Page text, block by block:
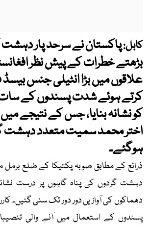
کابل:پاکستان نے سرحد پار
بڑھتے خطرات کے پیش نظر
علاقوں میں بڑا انٹیلی جنس
کرتے ہوئے شدت پسندوں کے سات
کو نشانہ بنایا، جس کے نتیجے
اختر محمد سمیت متعدد دہشت
ہوگئے۔
ذرائع کے مطابق صوبہ پکتیکا کے ضلع
دہشت گردوں کی پناہ گاہوں پر درست نشانہ
دھماکوں کی آوازیں دور دور تک سنی گئیں۔
پسندوں کے استعمال میں آنے والی